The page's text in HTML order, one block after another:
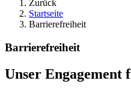
Zurück
Startseite
Barrierefreiheit
Barrierefreiheit
Unser